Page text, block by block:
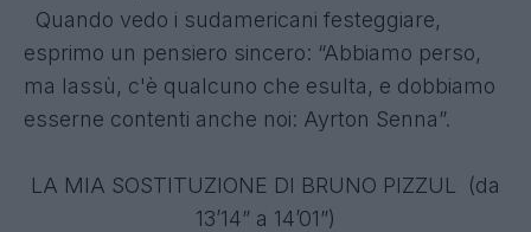
Quando vedo i sudamericani festeggiare,
esprimo un pensiero sincero: “Abbiamo perso,
ma lassù, c'è qualcuno che esulta, e dobbiamo
esserne contenti anche noi: Ayrton Senna”.
LA MIA SOSTITUZIONE DI BRUNO PIZZUL (da
13’14” a 14’01”)